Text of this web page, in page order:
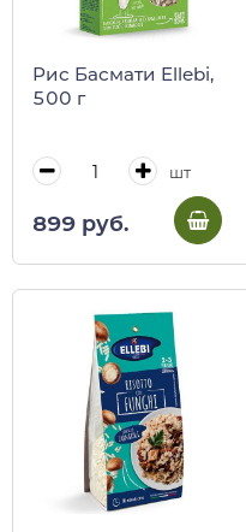
Рис Басмати Ellebi,
500 г
шт
899 руб.